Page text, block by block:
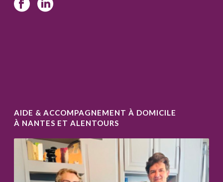
AIDE & ACCOMPAGNEMENT À DOMICILE
À NANTES ET ALENTOURS